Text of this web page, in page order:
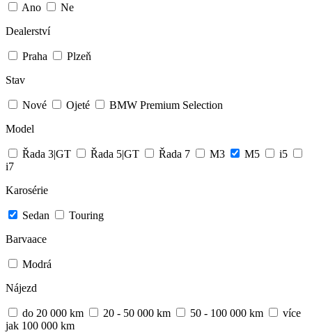
Ano
Ne
Dealerství
Praha
Plzeň
Stav
Nové Ojeté
BMW Premium Selection
Model
Řada 3|GT Řada 5|GT Řada 7 M3 M5
i5
i7
Karosérie
Sedan
Touring
Barvaace
Modrá
Nájezd
do 20 000 km 20 - 50 000 km 50 - 100 000 km
více
jak 100 000 km